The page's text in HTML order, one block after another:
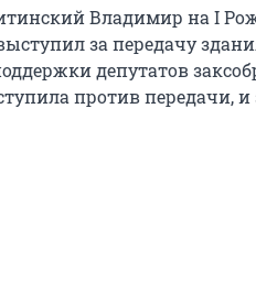
Владимир на I
за передачу
депутатов
против передачи, и